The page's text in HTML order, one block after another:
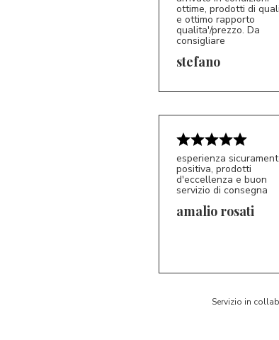
S*
ottime, prodotti di
e ottimo rapporto
qualita'/prezzo. Da
consigliare
stefano
esperienza
positiva, prodotti
d'eccellenza e buon
servizio di consegna
amalio rosati
Servizio in